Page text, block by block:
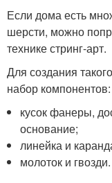
Если дома есть
шерсти, можно
технике стринг-арт.
Для создания
набор компонентов:
кусок фанеры,
основание;
линейка и
молоток и гвозди.